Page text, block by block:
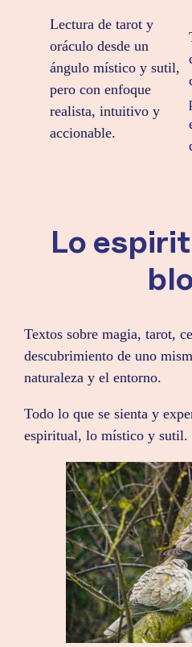
Lectura de tarot y
oráculo desde un
ángulo místico y sutil,
pero con enfoque
realista, intuitivo y
accionable.
Lo
Textos sobre magia, tarot,
descubrimiento de uno
naturaleza y el entorno.
Todo lo que se sienta y
espiritual, lo místico y sutil.